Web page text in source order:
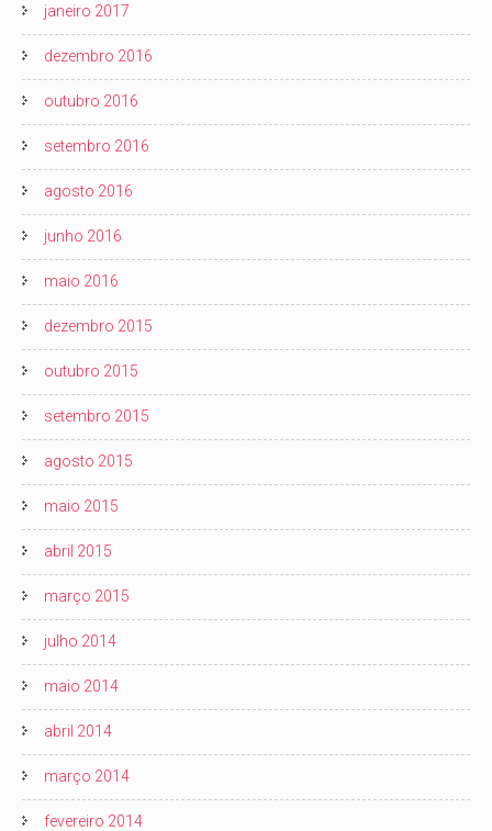
janeiro 2017
dezembro 2016
outubro 2016
setembro 2016
agosto 2016
junho 2016
maio 2016
dezembro 2015
outubro 2015
setembro 2015
agosto 2015
maio 2015
abril 2015
março 2015
julho 2014
maio 2014
abril 2014
março 2014
fevereiro 2014